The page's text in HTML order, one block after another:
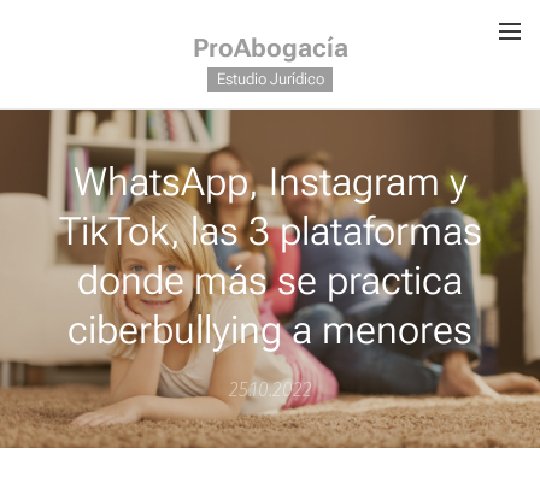
ProAbogacía
Estudio Jurídico
WhatsApp, Instagram y
TikTok, las 3 plataformas
donde más se practica
ciberbullying a menores
25.10.2022